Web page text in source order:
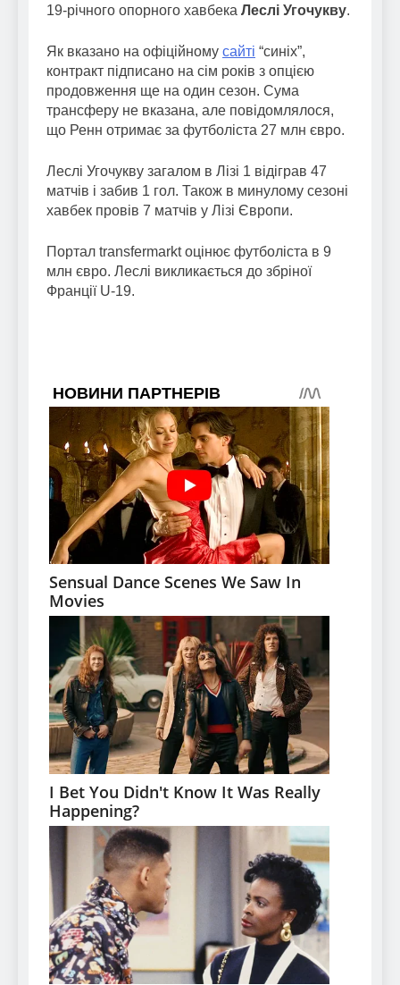
19-річного опорного хавбека Леслі Угочукву.
Як вказано на офіційному сайті “синіх”,
контракт підписано на сім років з опцією
продовження ще на один сезон. Сума
трансферу не вказана, але повідомлялося,
що Ренн отримає за футболіста 27 млн євро.
Леслі Угочукву загалом в Лізі 1 відіграв 47
матчів і забив 1 гол. Також в минулому сезоні
хавбек провів 7 матчів у Лізі Європи.
Портал transfermarkt оцінює футболіста в 9
млн євро. Леслі викликається до збріної
Франції U-19.